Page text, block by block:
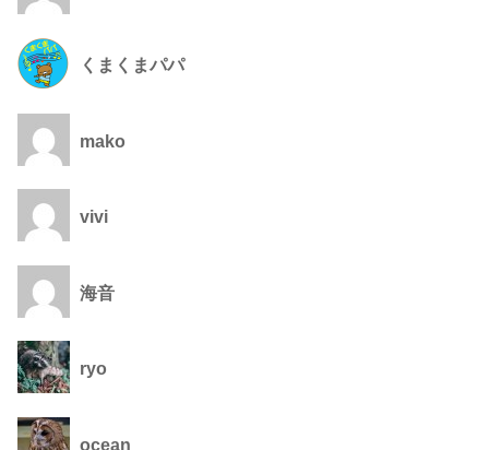
くまくまパパ
mako
vivi
海音
ryo
ocean